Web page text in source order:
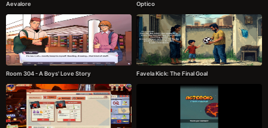
Aevalore Optico
Room 304 - A Boys' Love Story Favela Kick: The Final Goal